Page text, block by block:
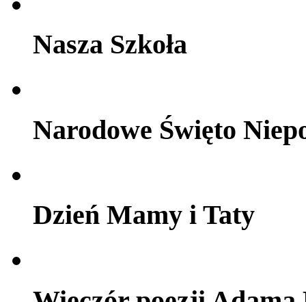
Nasza Szkoła
Narodowe Święto
Dzień Mamy i Taty